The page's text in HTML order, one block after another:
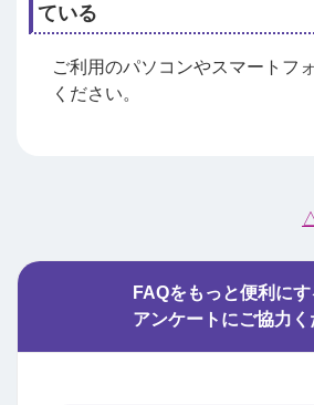
ている
ご利用のパソコンやスマートフ
ください。
FAQをもっと便利に
アンケートにご協力く